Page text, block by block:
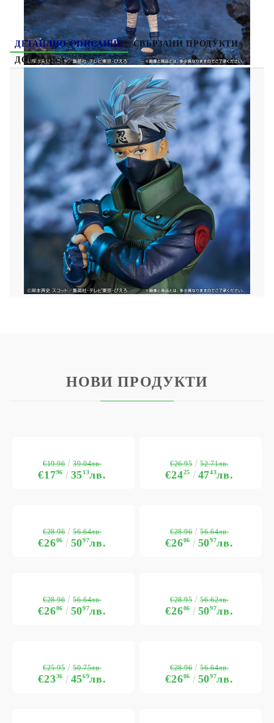
ДЕТАЙЛНО ОПИСАНИЕ
СВЪРЗАНИ ПРОДУКТИ
ДОСТАВКА
Naruto Shippuden Колекционерска Фигурка
Ichiban Kuji: Masterlise - Kakashi Hatake
Материал: ABS/PVC
Височина: 25.4cm
Идва в две версии с Sharingan и нормална.
Фигурката е запечатена и на случаен
принцип.
НОВИ ПРОДУКТИ
€1796 3513лв.
€19.96 39.04лв.
€2425 4743лв.
€26.95 52.71лв.
€2606 5097лв.
€28.96 56.64лв.
€2606 5097лв.
€28.96 56.64лв.
€2606 5097лв.
€28.96 56.64лв.
€2606 5097лв.
€28.95 56.62лв.
€2336 4569лв.
€25.95 50.75лв.
€2606 5097лв.
€28.96 56.64лв.